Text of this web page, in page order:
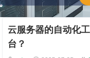
云服务器的自动化
台？